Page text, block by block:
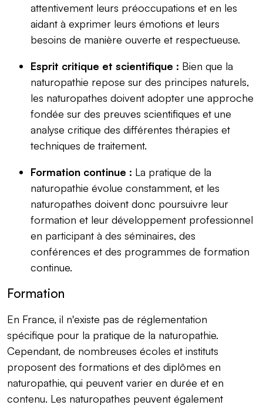
attentivement leurs préoccupations et en les
aidant à exprimer leurs émotions et leurs
besoins de manière ouverte et respectueuse.
Esprit critique et scientifique : Bien que la
naturopathie repose sur des principes naturels,
les naturopathes doivent adopter une approche
fondée sur des preuves scientifiques et une
analyse critique des différentes thérapies et
techniques de traitement.
Formation continue : La pratique de la
naturopathie évolue constamment, et les
naturopathes doivent donc poursuivre leur
formation et leur développement professionnel
en participant à des séminaires, des
conférences et des programmes de formation
continue.
Formation
En France, il n'existe pas de réglementation
spécifique pour la pratique de la naturopathie.
Cependant, de nombreuses écoles et instituts
proposent des formations et des diplômes en
naturopathie, qui peuvent varier en durée et en
contenu. Les naturopathes peuvent également